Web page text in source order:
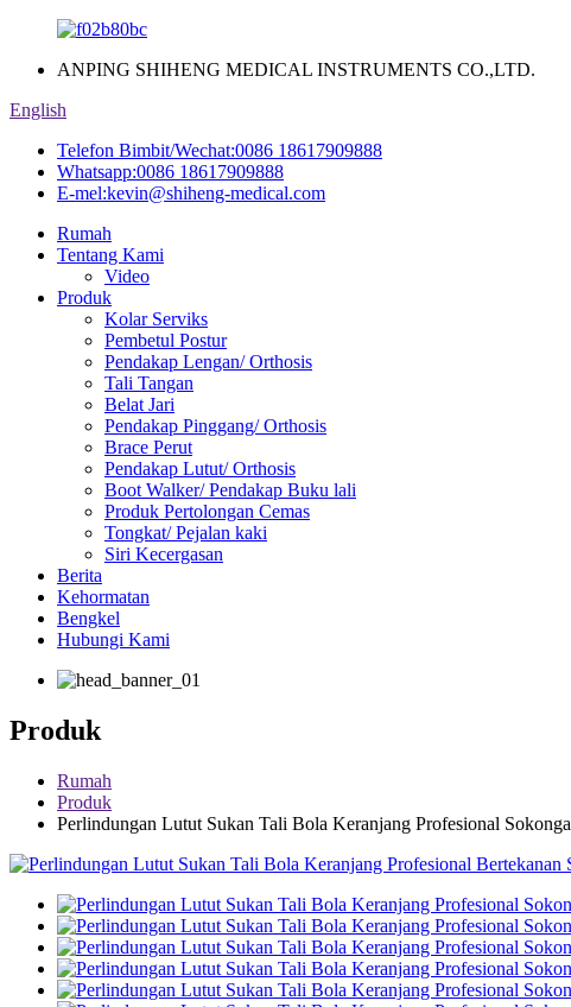
ANPING SHIHENG MEDICAL INSTRUMENTS CO.,LTD.
English
Telefon Bimbit/Wechat:0086 18617909888
Whatsapp:0086 18617909888
E-mel:kevin@shiheng-medical.com
Rumah
Tentang Kami
Video
Produk
Kolar Serviks
Pembetul Postur
Pendakap Lengan/ Orthosis
Tali Tangan
Belat Jari
Pendakap Pinggang/ Orthosis
Brace Perut
Pendakap Lutut/ Orthosis
Boot Walker/ Pendakap Buku lali
Produk Pertolongan Cemas
Tongkat/ Pejalan kaki
Siri Kecergasan
Berita
Kehormatan
Bengkel
Hubungi Kami
Produk
Rumah
Produk
Perlindungan Lutut Sukan Tali Bola Keranjang Profesional